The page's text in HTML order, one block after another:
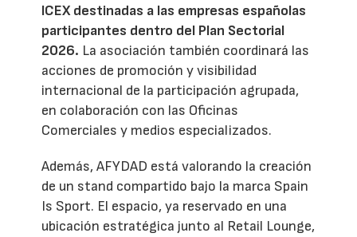
ICEX destinadas a las empresas españolas
participantes dentro del Plan Sectorial
2026. La asociación también coordinará las
acciones de promoción y visibilidad
internacional de la participación agrupada,
en colaboración con las Oficinas
Comerciales y medios especializados.
Además, AFYDAD está valorando la creación
de un stand compartido bajo la marca Spain
Is Sport. El espacio, ya reservado en una
ubicación estratégica junto al Retail Lounge,